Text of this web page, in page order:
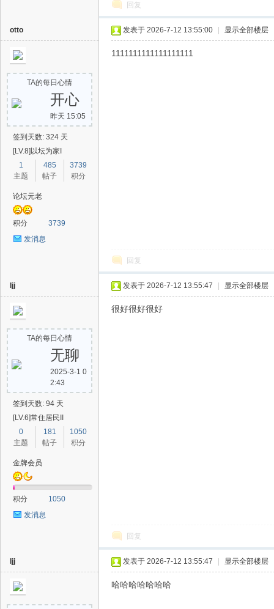
回复
otto
TA的每日心情
开心
昨天 15:05
签到天数: 324 天
[LV.8]以坛为家I
1
主题
485
帖子
3739
积分
论坛元老
积分
3739
发消息
发表于 2026-7-12 13:55:00 显示全部楼层
1111111111111111111
回复
ljj
TA的每日心情
无聊
2025-3-1 0
2:43
签到天数: 94 天
[LV.6]常住居民II
0
主题
181
帖子
1050
积分
金牌会员
积分
1050
发消息
发表于 2026-7-12 13:55:47 显示全部楼层
很好很好很好
回复
ljj 发表于 2026-7-12 13:55:47 显示全部楼层
哈哈哈哈哈哈哈